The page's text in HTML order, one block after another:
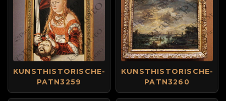
KUNSTHISTORISCHE-
PATN3259
KUNSTHISTORISCHE-
PATN3260